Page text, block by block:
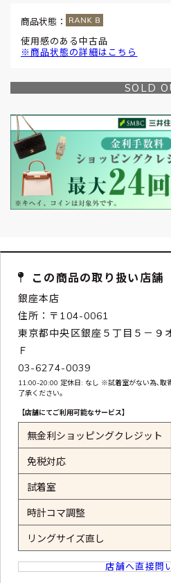
商品状態：
使用感のある中古品
※商品状態の詳細はこちら
SOLD
この商品の取り扱い店舗
銀座本店
住所：〒104-0061
東京都中央区銀座５丁目５－９
Ｆ
03-6274-0039
11:00-20:00 定休日: なし ※試着室がない為､取
了承ください｡
【店舗にてご利用可能なサービス】
無金利ショッピングクレジット
免税対応
試着室
時計コマ調整
リングサイズ直し
店舗へ直接問